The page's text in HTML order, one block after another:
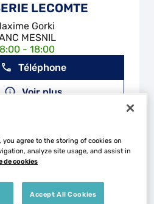
LECOMTE
Gorki
MESNIL
- 18:00
Téléphone
Voir plus
- 12:00 et 13:30 -
you agree to the storing of cookies on
analyze site usage, and assist in
de cookies
Accept All Cookies